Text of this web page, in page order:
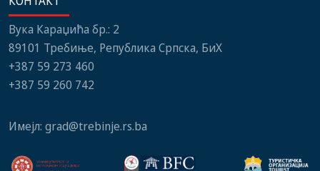
Вука Караџића бр.: 2
89101 Требиње, Република Српска, БиХ
+387 59 273 460
+387 59 260 742
Имејл: grad@trebinje.rs.ba